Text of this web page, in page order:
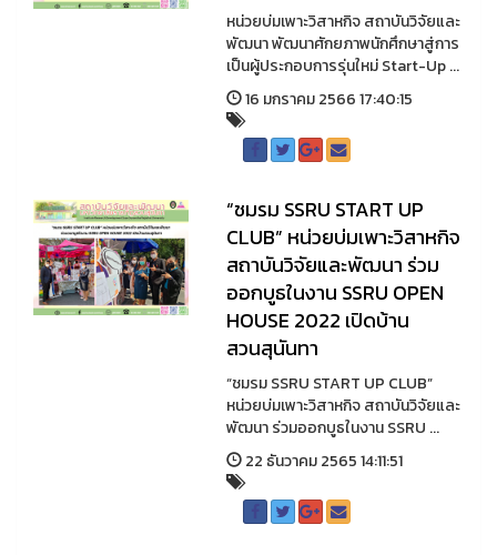
หน่วยบ่มเพาะวิสาหกิจ สถาบันวิจัยและ
พัฒนา พัฒนาศักยภาพนักศึกษาสู่การ
เป็นผู้ประกอบการรุ่นใหม่ Start-Up ...
16 มกราคม 2566 17:40:15
“ชมรม SSRU START UP
CLUB” หน่วยบ่มเพาะวิสาหกิจ
สถาบันวิจัยและพัฒนา ร่วม
ออกบูธในงาน SSRU OPEN
HOUSE 2022 เปิดบ้าน
สวนสุนันทา
“ชมรม SSRU START UP CLUB”
หน่วยบ่มเพาะวิสาหกิจ สถาบันวิจัยและ
พัฒนา ร่วมออกบูธในงาน SSRU ...
22 ธันวาคม 2565 14:11:51